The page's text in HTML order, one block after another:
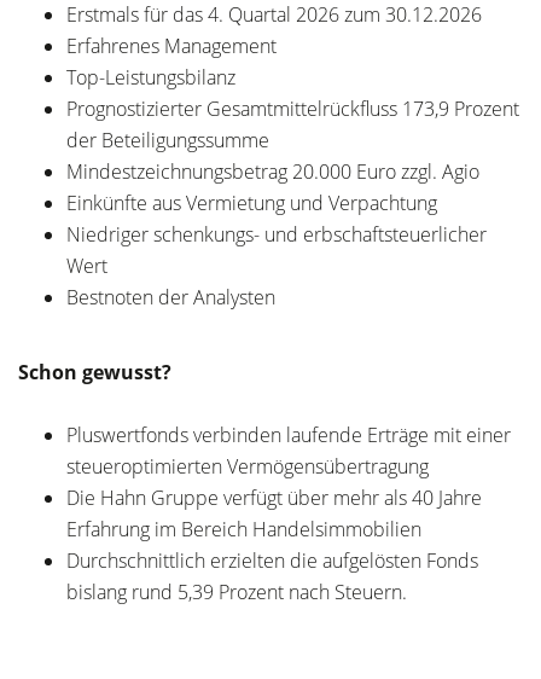
Erstmals für das 4. Quartal 2026 zum 30.12.2026
Erfahrenes Management
Top-Leistungsbilanz
Prognostizierter Gesamtmittelrückfluss 173,9 Prozent
der Beteiligungssumme
Mindestzeichnungsbetrag 20.000 Euro zzgl. Agio
Einkünfte aus Vermietung und Verpachtung
Niedriger schenkungs- und erbschaftsteuerlicher
Wert
Bestnoten der Analysten
Schon gewusst?
Pluswertfonds verbinden laufende Erträge mit einer
steueroptimierten Vermögensübertragung
Die Hahn Gruppe verfügt über mehr als 40 Jahre
Erfahrung im Bereich Handelsimmobilien
Durchschnittlich erzielten die aufgelösten Fonds
bislang rund 5,39 Prozent nach Steuern.